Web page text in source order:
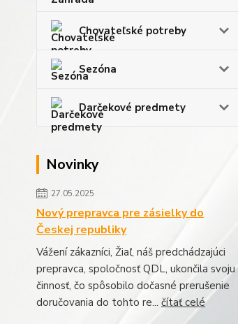
Chovateľské potreby
Sezóna
Darčekové predmety
Novinky
27.05.2025
Nový prepravca pre zásielky do
Českej republiky
Vážení zákazníci, Žiaľ, náš predchádzajúci
prepravca, spoločnosť QDL, ukončila svoju
činnosť, čo spôsobilo dočasné prerušenie
doručovania do tohto re... čítať celé